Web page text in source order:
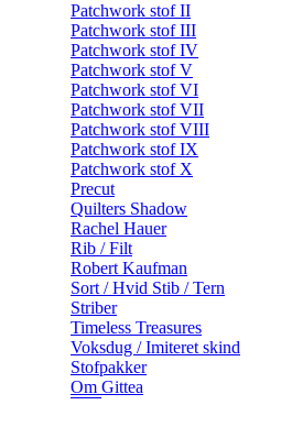
Patchwork stof II
Patchwork stof III
Patchwork stof IV
Patchwork stof V
Patchwork stof VI
Patchwork stof VII
Patchwork stof VIII
Patchwork stof IX
Patchwork stof X
Precut
Quilters Shadow
Rachel Hauer
Rib / Filt
Robert Kaufman
Sort / Hvid Stib / Tern
Striber
Timeless Treasures
Voksdug / Imiteret skind
Stofpakker
Om Gittea